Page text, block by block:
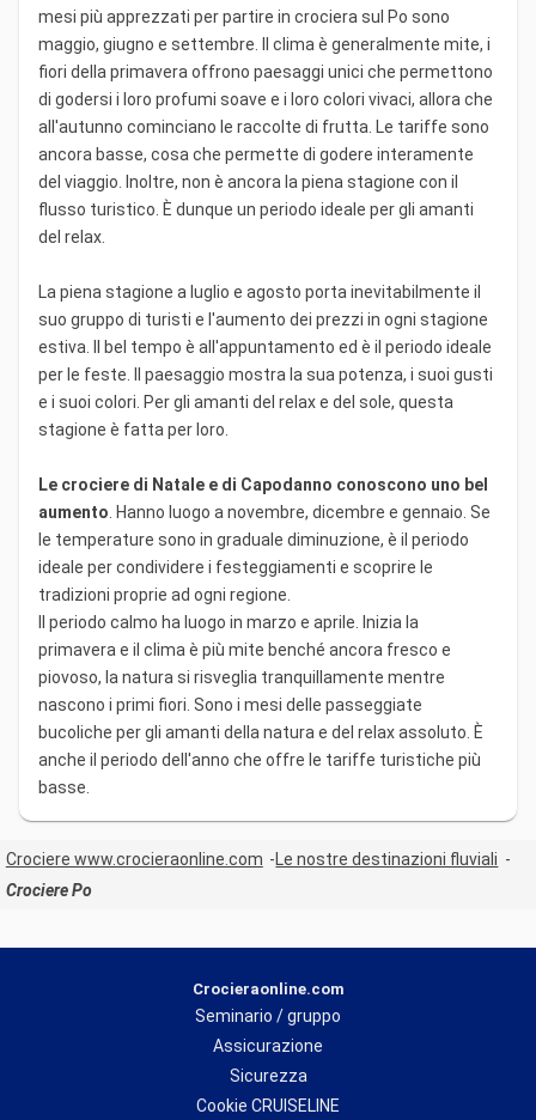
mesi più apprezzati per partire in crociera sul Po sono
maggio, giugno e settembre. Il clima è generalmente mite, i
fiori della primavera offrono paesaggi unici che permettono
di godersi i loro profumi soave e i loro colori vivaci, allora che
all'autunno cominciano le raccolte di frutta. Le tariffe sono
ancora basse, cosa che permette di godere interamente
del viaggio. Inoltre, non è ancora la piena stagione con il
flusso turistico. È dunque un periodo ideale per gli amanti
del relax.
La piena stagione a luglio e agosto porta inevitabilmente il
suo gruppo di turisti e l'aumento dei prezzi in ogni stagione
estiva. Il bel tempo è all'appuntamento ed è il periodo ideale
per le feste. Il paesaggio mostra la sua potenza, i suoi gusti
e i suoi colori. Per gli amanti del relax e del sole, questa
stagione è fatta per loro.
Le crociere di Natale e di Capodanno conoscono uno bel
aumento . Hanno luogo a novembre, dicembre e gennaio. Se
le temperature sono in graduale diminuzione, è il periodo
ideale per condividere i festeggiamenti e scoprire le
tradizioni proprie ad ogni regione.
Il periodo calmo ha luogo in marzo e aprile. Inizia la
primavera e il clima è più mite benché ancora fresco e
piovoso, la natura si risveglia tranquillamente mentre
nascono i primi fiori. Sono i mesi delle passeggiate
bucoliche per gli amanti della natura e del relax assoluto. È
anche il periodo dell'anno che offre le tariffe turistiche più
basse.
Crociere www.crocieraonline.com
Le nostre destinazioni fluviali
Crociere Po
Crocieraonline.com
Seminario / gruppo
Assicurazione
Sicurezza
Cookie CRUISELINE